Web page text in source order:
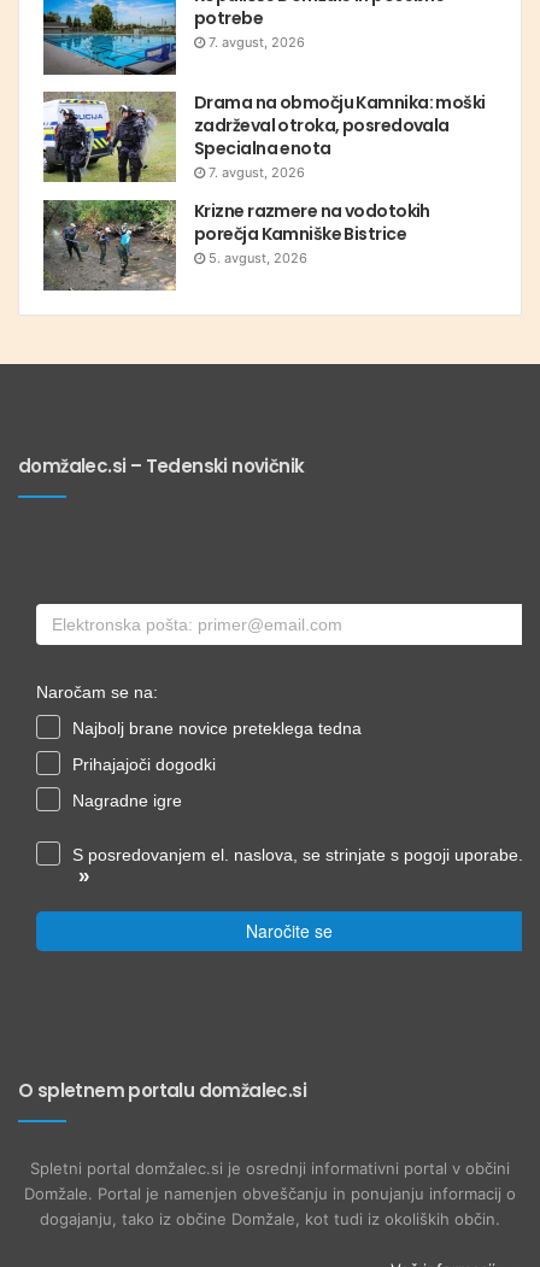
potrebe
7. avgust, 2026
Drama na območju Kamnika: moški
zadrževal otroka, posredovala
Specialna enota
7. avgust, 2026
Krizne razmere na vodotokih
porečja Kamniške Bistrice
5. avgust, 2026
domžalec.si – Tedenski novičnik
Naročam se na:
Najbolj brane novice preteklega tedna
Prihajajoči dogodki
Nagradne igre
S posredovanjem el. naslova, se strinjate s pogoji uporabe.
»
Naročite se
O spletnem portalu domžalec.si
Spletni portal domžalec.si je osrednji informativni portal v občini
Domžale. Portal je namenjen obveščanju in ponujanju informacij o
dogajanju, tako iz občine Domžale, kot tudi iz okoliških občin.